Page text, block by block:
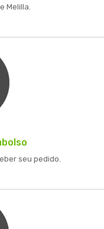
Melilla.
seu pedido.